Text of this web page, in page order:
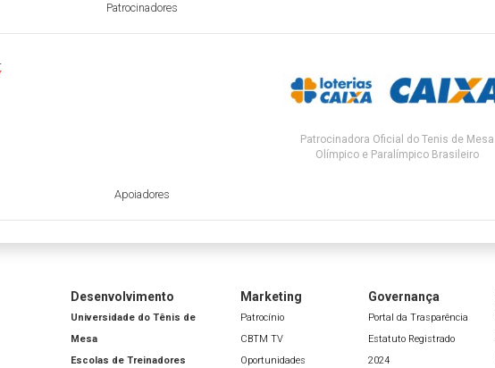
Patrocinadores
Patrocinadora Oficial do Tenis de Mesa
Olímpico e Paralímpico Brasileiro
Apoiadores
Desenvolvimento
Universidade do Tênis de
Mesa
Escolas de Treinadores
Marketing
Patrocínio
CBTM TV
Oportunidades
Governança
Portal da Trasparência
Estatuto Registrado
2024